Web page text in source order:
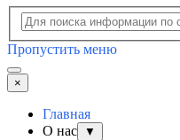
Пропустить меню
×
Главная
О нас
▼